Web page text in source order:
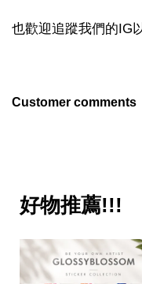
也歡迎追蹤我們的IG
Customer comments
好物推薦!!!